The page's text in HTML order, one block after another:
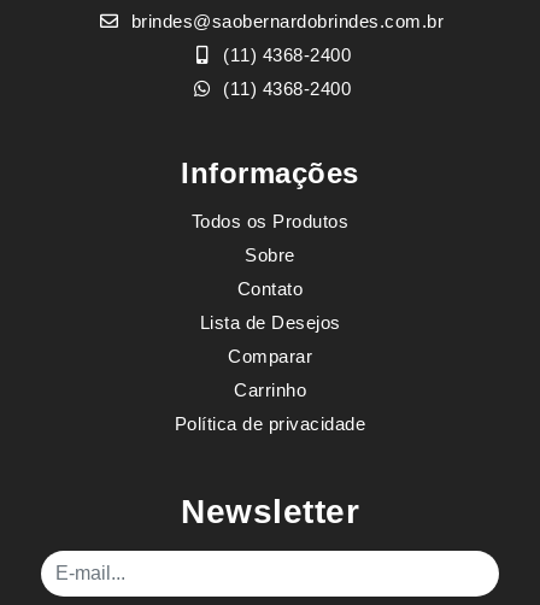
brindes@saobernardobrindes.com.br
(11) 4368-2400
(11) 4368-2400
Informações
Todos os Produtos
Sobre
Contato
Lista de Desejos
Comparar
Carrinho
Política de privacidade
Newsletter
E-mail